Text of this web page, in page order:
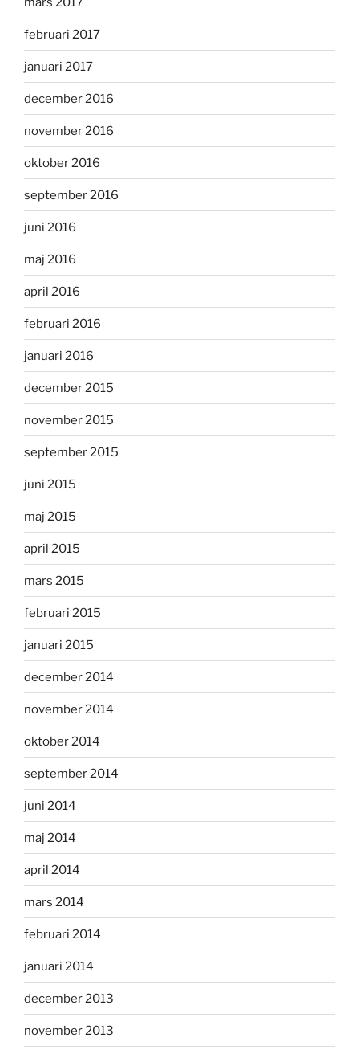
februari 2017
januari 2017
december 2016
november 2016
oktober 2016
september 2016
juni 2016
maj 2016
april 2016
februari 2016
januari 2016
december 2015
november 2015
september 2015
juni 2015
maj 2015
april 2015
mars 2015
februari 2015
januari 2015
december 2014
november 2014
oktober 2014
september 2014
juni 2014
maj 2014
april 2014
mars 2014
februari 2014
januari 2014
december 2013
november 2013